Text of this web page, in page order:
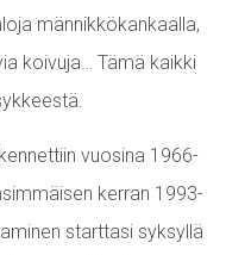
männikkökankaalla,
koivuja… Tämä kaikki
vuosina 1966-
kerran 1993-
starttasi syksyllä